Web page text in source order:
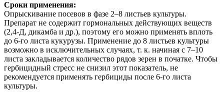
Сроки применения:
Опрыскивание посевов в фазе 2–8 листьев культуры.
Препарат не содержит гормональных действующих веществ
(2,4-Д, дикамба и др.), поэтому его можно применять вплоть
до 6-го листа кукурузы. Применение до 8 листьев культуры
возможно в исключительных случаях, т. к. начиная с 7–10
листа закладывается количество рядов зерен в початке. Чтобы
гербицидный стресс не снизил этот показатель, не
рекомендуется применять гербициды после 6-го листа
культуры.